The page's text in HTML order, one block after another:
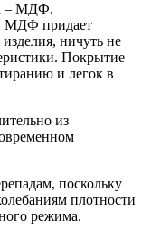
– МДФ.
МДФ придает
ничуть не
Покрытие –
и легок в
из
поскольку
плотности
режима.